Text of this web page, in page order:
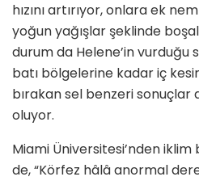
hızını artırıyor, onlara ek
yoğun yağışlar şeklinde
durum da Helene’in vurduğu
batı bölgelerine kadar iç
bırakan sel benzeri sonuçlar
oluyor.
Miami Üniversitesi’nden
de, “Körfez hâlâ anormal